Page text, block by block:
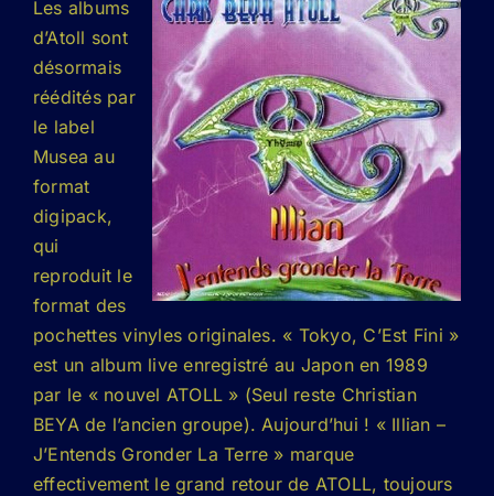
Les albums
d’Atoll sont
désormais
réédités par
le label
Musea au
format
digipack,
qui
reproduit le
format des
pochettes vinyles originales. « Tokyo, C’Est Fini »
est un album live enregistré au Japon en 1989
par le « nouvel ATOLL » (Seul reste Christian
BEYA de l’ancien groupe). Aujourd’hui ! « Illian –
J’Entends Gronder La Terre » marque
effectivement le grand retour de ATOLL, toujours